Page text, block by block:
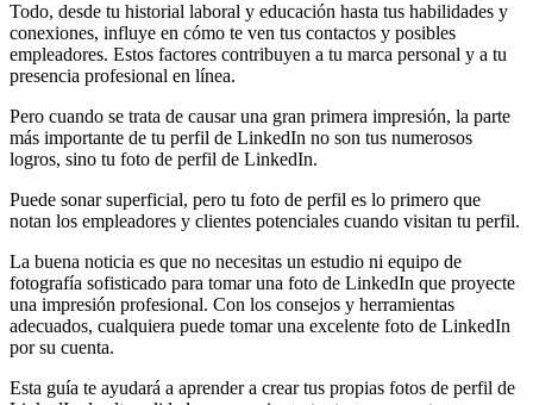
Todo, desde tu historial laboral y educación hasta tus habilidades y
conexiones, influye en cómo te ven tus contactos y posibles
empleadores. Estos factores contribuyen a tu marca personal y a tu
presencia profesional en línea.
Pero cuando se trata de causar una gran primera impresión, la parte
más importante de tu perfil de LinkedIn no son tus numerosos
logros, sino tu foto de perfil de LinkedIn.
Puede sonar superficial, pero tu foto de perfil es lo primero que
notan los empleadores y clientes potenciales cuando visitan tu perfil.
La buena noticia es que no necesitas un estudio ni equipo de
fotografía sofisticado para tomar una foto de LinkedIn que proyecte
una impresión profesional. Con los consejos y herramientas
adecuados, cualquiera puede tomar una excelente foto de LinkedIn
por su cuenta.
Esta guía te ayudará a aprender a crear tus propias fotos de perfil de